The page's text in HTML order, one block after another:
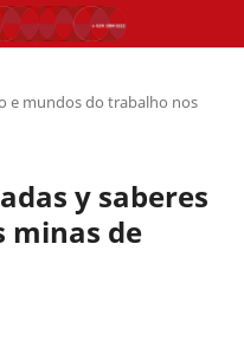
e mundos do trabalho nos
y saberes
minas de